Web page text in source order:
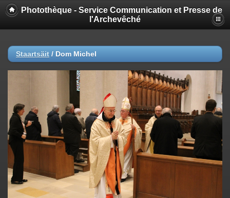
Photothèque - Service Communication et Presse de
l'Archevêché
Staartsäit / Dom Michel